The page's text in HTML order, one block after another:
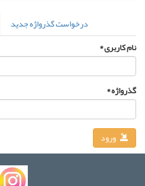
اولیه
درخواست گذرواژه جدید
نام کاربری*
گذرواژه*
ورود